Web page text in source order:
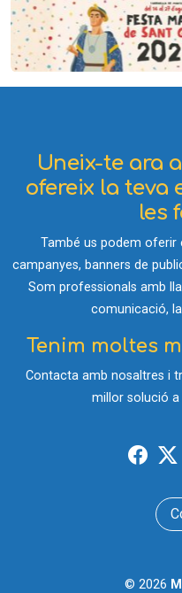
© 2026
Uneix-te ara
ofereix la teva
les
També us podem oferir
campanyes, banners de
Som professionals amb
comunicació,
Tenim moltes
Contacta amb nosaltres i
millor solució a